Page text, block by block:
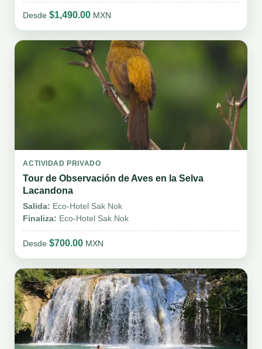
Desde$1,490.00 MXN
ACTIVIDAD PRIVADO
Tour de Observación de Aves en la Selva
Lacandona
Salida: Eco-Hotel Sak Nok
Finaliza: Eco-Hotel Sak Nok
Desde$700.00 MXN